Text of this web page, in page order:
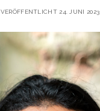
VERÖFFENTLICHT 24. JUNI 2023